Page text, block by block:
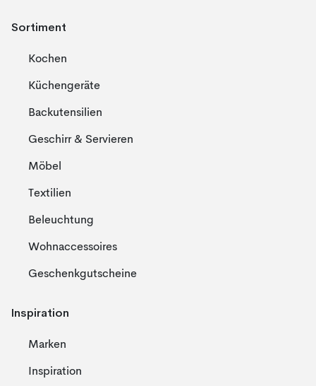
Sortiment
Kochen
Küchengeräte
Backutensilien
Geschirr & Servieren
Möbel
Textilien
Beleuchtung
Wohnaccessoires
Geschenkgutscheine
Inspiration
Marken
Inspiration